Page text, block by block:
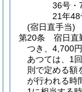
36号・
21年
(宿日直手当)
第20条
宿日直
つき、4,700円
あつては、1
則で定める額
が行われる時